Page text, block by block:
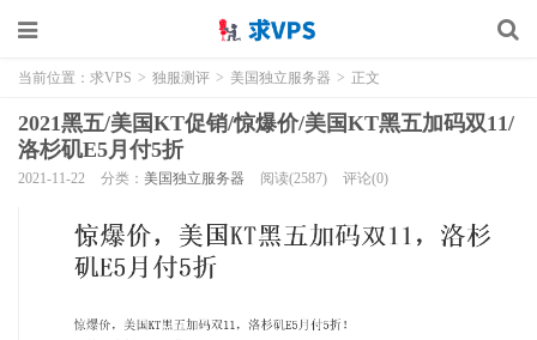
当前位置： 求VPS > 独服测评 > 美国独立服务器 > 正文
2021黑五/美国KT促销/惊爆价/美国KT黑五加码双11/
洛杉矶E5月付5折
2021-11-22 分类： 美国独立服务器 阅读(2587) 评论(0)